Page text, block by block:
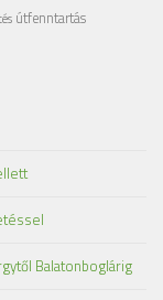
útfenntartás
Balatonboglárig